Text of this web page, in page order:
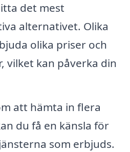
det mest
alternativet. Olika
olika priser och
vilket kan påverka din
att hämta in flera
du få en känsla för
som erbjuds.